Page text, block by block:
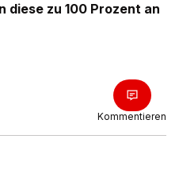
diese zu 100 Prozent an
Kommentieren